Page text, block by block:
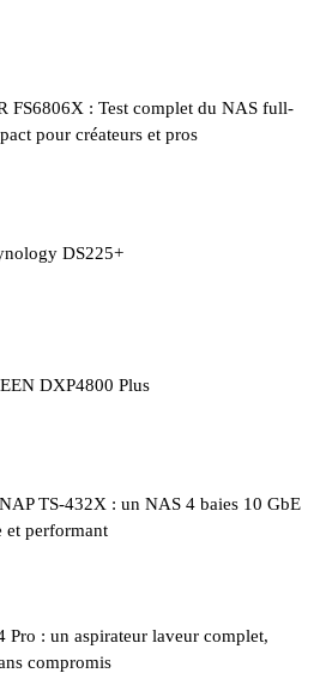
FS6806X : Test complet du NAS full-
pour créateurs et pros
DS225+
DXP4800 Plus
TS-432X : un NAS 4 baies 10 GbE
et performant
Pro : un aspirateur laveur complet,
compromis